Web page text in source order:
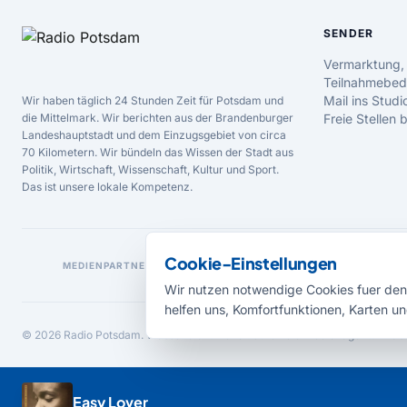
Easy Lover
Wir haben täglich 24 Stunden Zeit für Potsdam und
die Mittelmark. Wir berichten aus der Brandenburger
Landeshauptstadt und dem Einzugsgebiet von circa
70 Kilometern. Wir bündeln das Wissen der Stadt aus
Politik, Wirtschaft, Wissenschaft, Kultur und Sport.
Das ist unsere lokale Kompetenz.
SENDER
Mail ins
Freie Stellen
MEDIENPARTNER
© 2026 Radio Potsdam. Webseite entwickelt durch dieMedienagentur
Cookie-Einstellungen
Wir nutzen notwendige Cookies fuer
helfen uns, Komfortfunktionen, Karten